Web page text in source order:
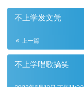
不上学发文凭
上一篇
不上学唱歌搞笑